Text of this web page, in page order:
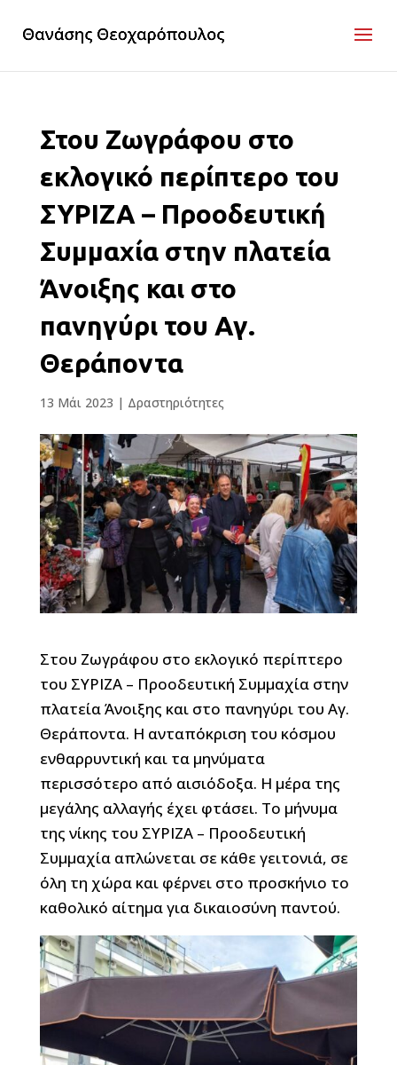
Στου Ζωγράφου στο
εκλογικό περίπτερο του
ΣΥΡΙΖΑ – Προοδευτική
Συμμαχία στην πλατεία
Άνοιξης και στο
πανηγύρι του Αγ.
Θεράποντα
13 Μάι 2023 | Δραστηριότητες
Στου Ζωγράφου στο εκλογικό περίπτερο
του ΣΥΡΙΖΑ – Προοδευτική Συμμαχία στην
πλατεία Άνοιξης και στο πανηγύρι του Αγ.
Θεράποντα. Η ανταπόκριση του κόσμου
ενθαρρυντική και τα μηνύματα
περισσότερο από αισιόδοξα. Η μέρα της
μεγάλης αλλαγής έχει φτάσει. Το μήνυμα
της νίκης του ΣΥΡΙΖΑ – Προοδευτική
Συμμαχία απλώνεται σε κάθε γειτονιά, σε
όλη τη χώρα και φέρνει στο προσκήνιο το
καθολικό αίτημα για δικαιοσύνη παντού.